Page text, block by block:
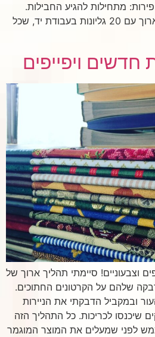
מתחילות להגיע החבילות.
ראשון מגיע מאנגליה גליל ארוך עם 20 גליונות בעבודת יד, שכל
חדשים ויפייפים
וצבעוניים! סיימתי תהליך ארוך של
שלהם על הקרטונים החתוכים.
ובמקביל הדבקתי את הניירות
שיכנסו לכריכות. כל התהליך הזה
ממש לפני שמעלים את המוצר המוגמר